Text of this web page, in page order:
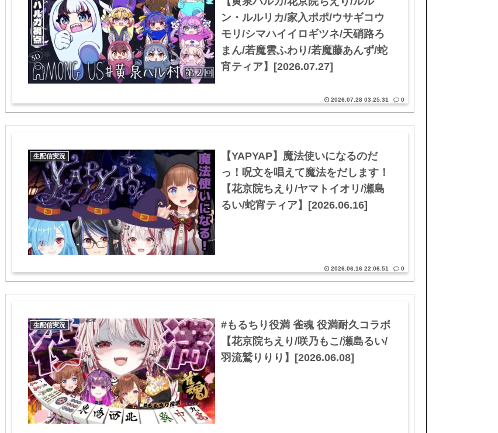
ン・ルルリカ/家入ポポ/ウサギコウ
モリ/シマハイイロギツネ/天硝路ろ
まん/若魔雲ふわり/若魔藤あんず/蛇
宵ティア】[2026.07.27]
2026.07.28 03:25.31 0
生配信実況
【YAPYAP】魔法使いになるのだ
っ！呪文を唱えて魔法をだします！
【花京院ちえり/ヤマトイオリ/瀬島
るい/蛇宵ティア】[2026.06.16]
2026.06.16 22:06.51 0
生配信実況
#もるちり役満 雀魂 役満耐久コラボ
【花京院ちえり/咲乃もこ/瀬島るい/
羽流鷲りりり】[2026.06.08]